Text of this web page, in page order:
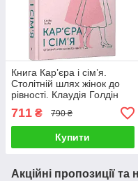
Книга Кар’єра і сім’я.
Столітній шлях жінок до
рівності. Клаудія Голдін
711 ₴ 790 ₴
Купити
Акційні пропозиції та